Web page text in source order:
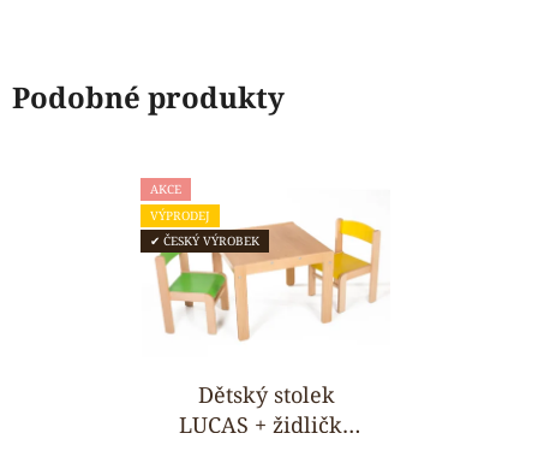
Podobné produkty
AKCE
VÝPRODEJ
✔ ČESKÝ VÝROBEK
Dětský stolek
LUCAS + židličky